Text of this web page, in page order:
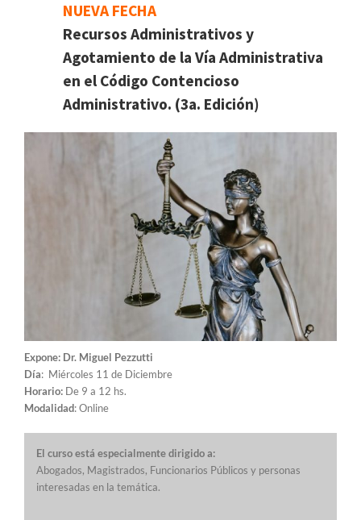
NUEVA FECHA
Recursos Administrativos y
Agotamiento de la Vía Administrativa
en el Código Contencioso
Administrativo. (3a. Edición)
Expone: Dr. Miguel Pezzutti
Día: Miércoles 11 de Diciembre
Horario: De 9 a 12 hs.
Modalidad: Online
El curso está especialmente dirigido a:
Abogados, Magistrados, Funcionarios Públicos y personas
interesadas en la temática.